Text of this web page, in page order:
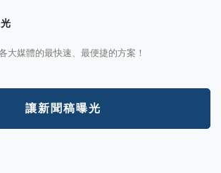
大媒體的最快速、最便捷的方案！
讓新聞稿曝光